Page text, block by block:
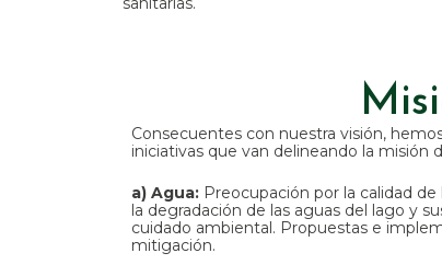
Consecuentes con nuestra visión,
iniciativas que van delineando la misión
a) Agua: Preocupación por la calidad
la degradación de las aguas del lago y
cuidado ambiental. Propuestas e
mitigación.